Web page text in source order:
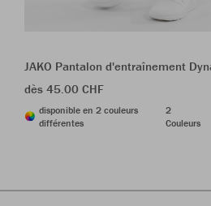
JAKO Pantalon d'entraînement
dès 45.00 CHF
disponible en 2 couleurs
différentes
2
Couleurs